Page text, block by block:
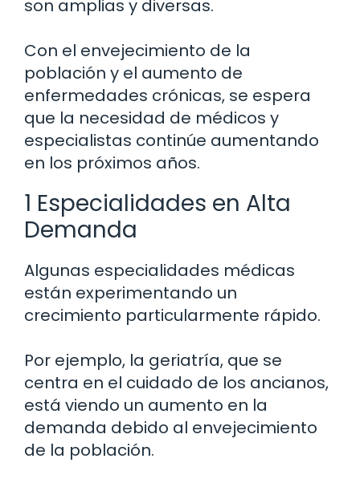
son amplias y diversas.
Con el envejecimiento de la
población y el aumento de
enfermedades crónicas, se espera
que la necesidad de médicos y
especialistas continúe aumentando
en los próximos años.
1 Especialidades en Alta
Demanda
Algunas especialidades médicas
están experimentando un
crecimiento particularmente rápido.
Por ejemplo, la geriatría, que se
centra en el cuidado de los ancianos,
está viendo un aumento en la
demanda debido al envejecimiento
de la población.